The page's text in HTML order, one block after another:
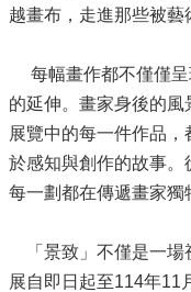
介
區
政
資
訊
申
越畫布，走進那些被藝
每幅畫作都不僅僅呈
的延伸。畫家身後的風
展覽中的每一件作品
於感知與創作的故事
每一劃都在傳遞畫家獨
「景致」不僅是一場
展自即日起至114年11